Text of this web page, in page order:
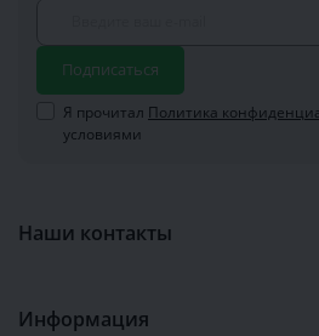
Подписаться
Я прочитал Политика
условиями
Наши контакты
Информация